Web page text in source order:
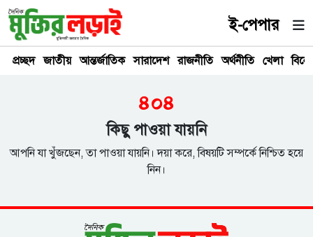
ই-পেপার
প্রচ্ছদ জাতীয় আন্তর্জাতিক সারাদেশ রাজনীতি অর্থনীতি খেলা
৪০৪
কিছু পাওয়া যায়নি
আপনি যা খুঁজছেন, তা পাওয়া যায়নি। দয়া করে, বিষয়টি সম্পর্কে নিশ্চিত হয়ে
নিন।